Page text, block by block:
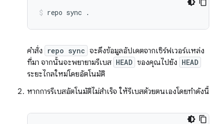
repo sync .
คำสั่ง repo sync จะดึงข้อมูลอัปเดตจากเซิร์ฟเวอร์แหล่ง
ที่มา จากนั้นจะพยายามรีเบส HEAD ของคุณไปยัง HEAD
ระยะไกลใหม่โดยอัตโนมัติ
หากการรีเบสอัตโนมัติไม่สำเร็จ ให้รีเบสด้วยตนเองโดยทำดังนี้